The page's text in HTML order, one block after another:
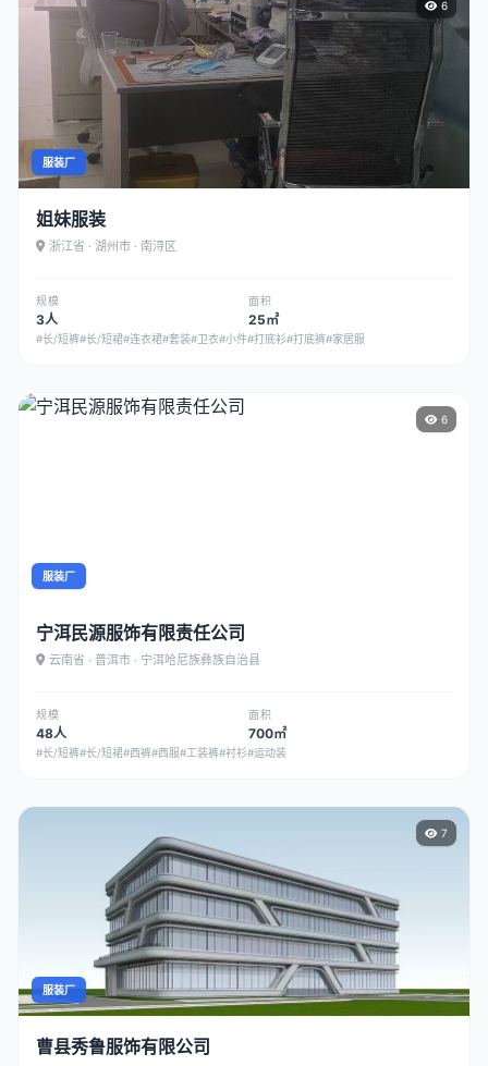
6
服装厂
姐妹服装
浙江省 · 湖州市 · 南浔区
规模
3人
面积
25㎡
#长/短裤#长/短裙#连衣裙#套装#卫衣#小件#打底衫#打底裤#家居服
6
服装厂
宁洱民源服饰有限责任公司
云南省 · 普洱市 · 宁洱哈尼族彝族自治县
规模
48人
面积
700㎡
#长/短裤#长/短裙#西裤#西服#工装裤#衬衫#运动装
7
服装厂
曹县秀鲁服饰有限公司